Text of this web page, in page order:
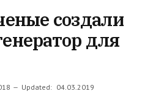
создали
для
Updated: 04.03.2019